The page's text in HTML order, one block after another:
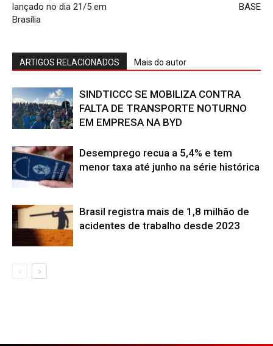
lançado no dia 21/5 em
Brasília
BASE
ARTIGOS RELACIONADOS Mais do autor
SINDTICCC SE MOBILIZA CONTRA
FALTA DE TRANSPORTE NOTURNO
EM EMPRESA NA BYD
Desemprego recua a 5,4% e tem
menor taxa até junho na série histórica
Brasil registra mais de 1,8 milhão de
acidentes de trabalho desde 2023